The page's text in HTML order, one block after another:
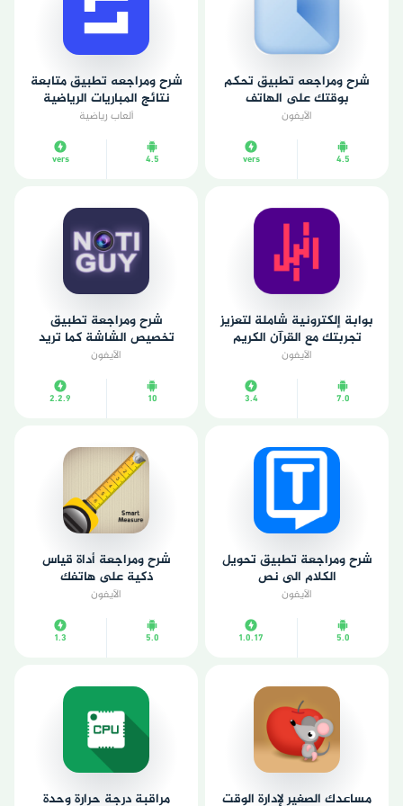
شرح ومراجعه تطبيق تحكم
بوقتك على الهاتف
الآيفون
4.5
vers
شرح ومراجعه تطبيق متابعة
نتائج المباريات الرياضية
ألعاب رياضية
4.5
vers
بوابة إلكترونية شاملة لتعزيز
تجربتك مع القرآن الكريم
الآيفون
7.0
3.4
شرح ومراجعة تطبيق
تخصيص الشاشة كما تريد
الآيفون
10
2.2.9
شرح ومراجعة تطبيق تحويل
الكلام الى نص
الآيفون
5.0
1.0.17
شرح ومراجعة أداة قياس
ذكية على هاتفك
الآيفون
5.0
1.3
مساعدك الصغير لإدارة الوقت مراقبة درجة حرارة وحدة